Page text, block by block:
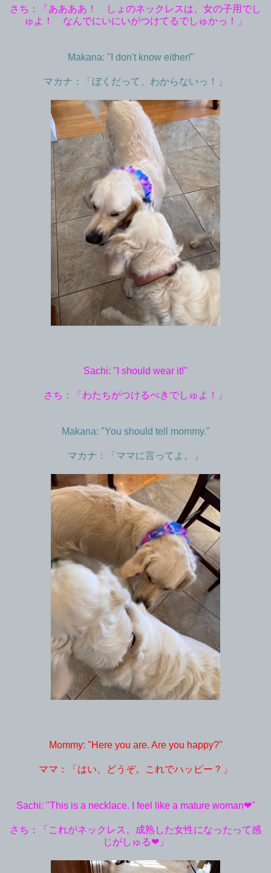
さち：「ああああ！ しょのネックレスは、女の子用でし
ゅよ！ なんでにいにいがつけてるでしゅかっ！」
Makana: "I don't know either!"
マカナ：「ぼくだって、わからないっ！」
Sachi: "I should wear it!"
さち：「わたちがつけるべきでしゅよ！」
Makana: "You should tell mommy."
マカナ：「ママに言ってよ。」
Mommy: "Here you are. Are you happy?"
ママ：「はい、どうぞ。これでハッピー？」
Sachi: "This is a necklace. I feel like a mature woman❤︎"
さち：「これがネックレス。成熟した女性になったって感
じがしゅる❤︎」